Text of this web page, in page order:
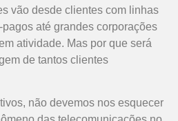
vão desde clientes com linhas
até grandes corporações
atividade. Mas por que será
de tantos clientes
não devemos nos esquecer